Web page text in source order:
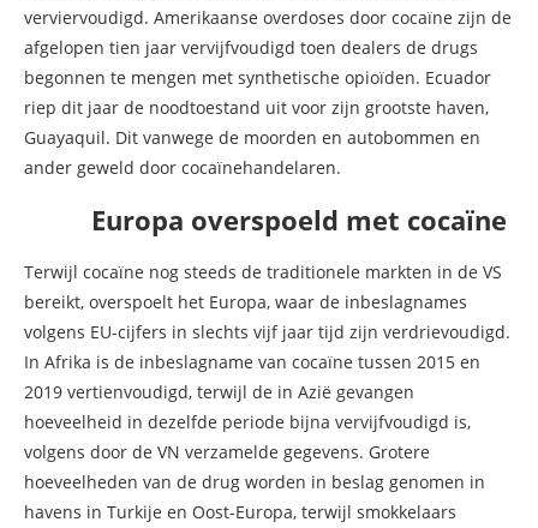
verviervoudigd. Amerikaanse overdoses door cocaïne zijn de
afgelopen tien jaar vervijfvoudigd toen dealers de drugs
begonnen te mengen met synthetische opioïden. Ecuador
riep dit jaar de noodtoestand uit voor zijn grootste haven,
Guayaquil. Dit vanwege de moorden en autobommen en
ander geweld door cocaïnehandelaren.
Europa overspoeld met cocaïne
Terwijl cocaïne nog steeds de traditionele markten in de VS
bereikt, overspoelt het Europa, waar de inbeslagnames
volgens EU-cijfers in slechts vijf jaar tijd zijn verdrievoudigd.
In Afrika is de inbeslagname van cocaïne tussen 2015 en
2019 vertienvoudigd, terwijl de in Azië gevangen
hoeveelheid in dezelfde periode bijna vervijfvoudigd is,
volgens door de VN verzamelde gegevens. Grotere
hoeveelheden van de drug worden in beslag genomen in
havens in Turkije en Oost-Europa, terwijl smokkelaars